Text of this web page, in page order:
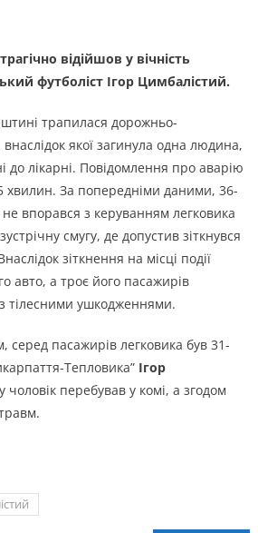
відійшов у вічність
футболіст Ігор Цимбалістий.
трапилася дорожньо-
якої загинула одна людина,
до лікарні. Повідомлення про аварію
хвилин. За попередніми даними, 36-
впорався з керуванням легковика
смугу, де допустив зіткнувся
зіткнення на місці події
авто, а троє його пасажирів
тілесними ушкодженнями.
серед пасажирів легковика був 31-
Тепловика” Ігор
перебував у комі, а згодом